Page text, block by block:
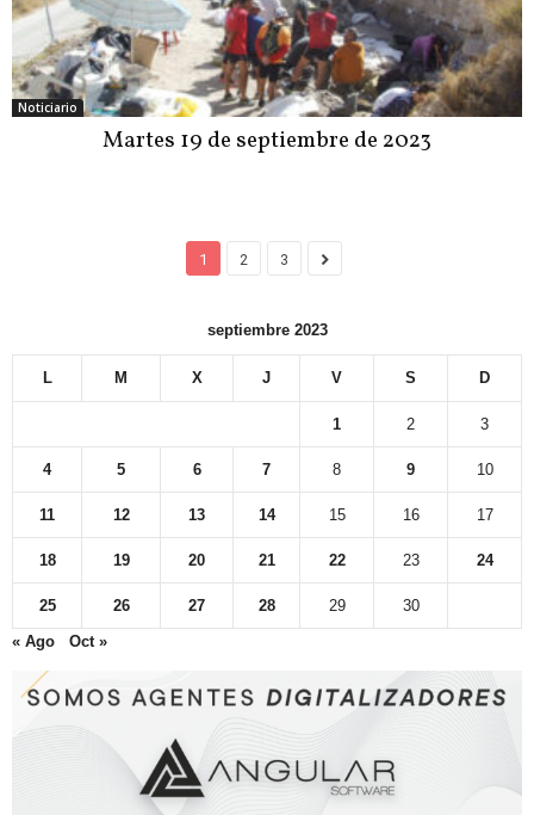
Noticiario
Martes 19 de septiembre de 2023
1 2 3
septiembre 2023
L M X J V S D
1 2 3
4 5 6 7 8 9 10
11 12 13 14 15 16 17
18 19 20 21 22 23 24
25 26 27 28 29
30
« Ago
Oct »